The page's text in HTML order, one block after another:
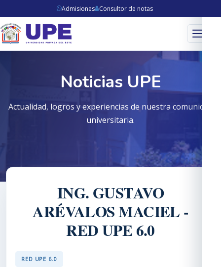
Admisiones Consultor de notas
Menú
Noticias UPE
Actualidad, logros y experiencias de nuestra comunidad
universitaria.
ING. GUSTAVO
ARÉVALOS MACIEL -
RED UPE 6.0
RED UPE 6.0